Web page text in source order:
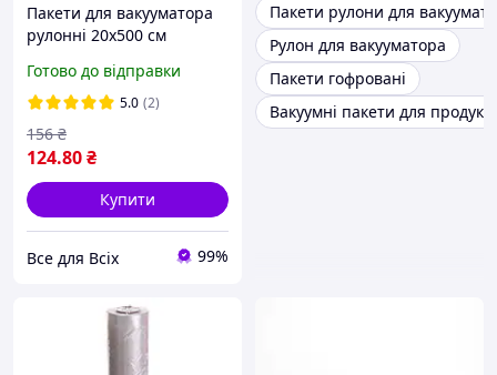
Пакети для вакууматора
рулонні 20х500 см
герметичні для
вакуумування продуктів
зберігання
Готово до відправки
5.0 (2)
124.80₴
156 ₴
Купити
Все для Всіх 99%
Пакети рулони для
Рулон для вакууматора
Пакети гофровані
Вакуумні пакети для